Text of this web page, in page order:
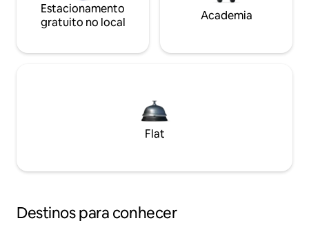
Estacionamento
gratuito no local
Academia
Flat
Destinos para conhecer